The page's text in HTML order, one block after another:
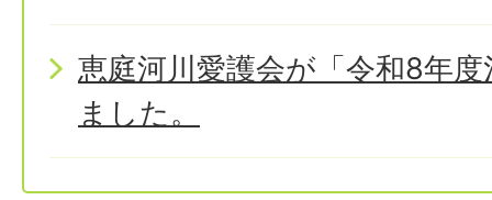
恵庭河川愛護会が「令和8年
ました。